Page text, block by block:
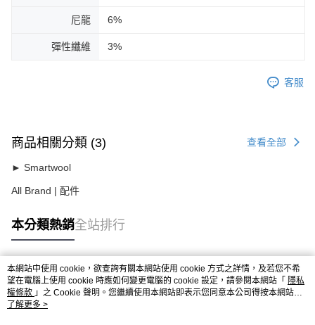
尼龍 6%
彈性纖維 3%
客服
商品相關分類 (3) 查看全部
► Smartwool
All Brand | 配件
本分類熱銷全站排行
熱門標籤
本網站中使用 cookie，欲查詢有關本網站使用 cookie 方式之詳情，及若您不希
望在電腦上使用 cookie 時應如何變更電腦的 cookie 設定，請參閱本網站「 隱私
權條款 」之 Cookie 聲明。您繼續使用本網站即表示您同意本公司得按本網站使
用條款之 Cookie 聲明使用 cookie。
了解更多 >